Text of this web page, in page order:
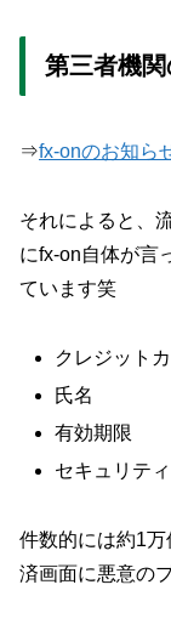
第三者機
⇒fx-onのお知ら
それによると、
にfx-on自体が言
ています笑
クレジット
氏名
有効期限
セキュリテ
件数的には約1
済画面に悪意の